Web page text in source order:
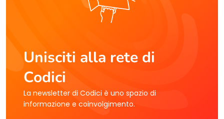
Unisciti alla rete di
Codici
La newsletter di Codici è uno spazio di
informazione e coinvolgimento.